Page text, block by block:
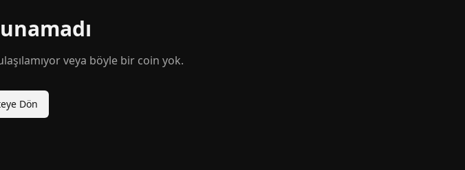
veya böyle bir coin yok.
Dön